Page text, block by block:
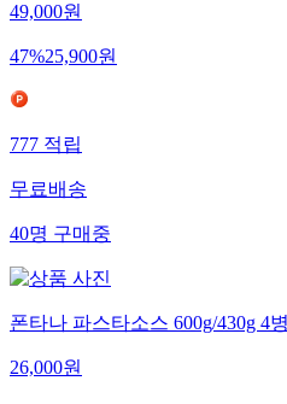
49,000원
47%25,900원
777 적립
무료배송
40명 구매중
폰타나 파스타소스 600g/430g 4
26,000원